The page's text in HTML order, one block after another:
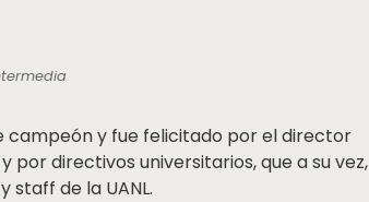
campeón y fue felicitado por el director
y por directivos universitarios, que a su vez,
staff de la UANL.